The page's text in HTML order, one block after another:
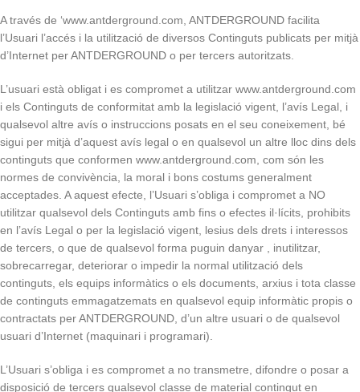
A través de ‘www.antderground.com, ANTDERGROUND facilita
l’Usuari l’accés i la utilització de diversos Continguts publicats per mitjà
d’Internet per ANTDERGROUND o per tercers autoritzats.
L’usuari està obligat i es compromet a utilitzar www.antderground.com
i els Continguts de conformitat amb la legislació vigent, l’avís Legal, i
qualsevol altre avís o instruccions posats en el seu coneixement, bé
sigui per mitjà d’aquest avís legal o en qualsevol un altre lloc dins dels
continguts que conformen www.antderground.com, com són les
normes de convivència, la moral i bons costums generalment
acceptades. A aquest efecte, l’Usuari s’obliga i compromet a NO
utilitzar qualsevol dels Continguts amb fins o efectes il·lícits, prohibits
en l’avís Legal o per la legislació vigent, lesius dels drets i interessos
de tercers, o que de qualsevol forma puguin danyar , inutilitzar,
sobrecarregar, deteriorar o impedir la normal utilització dels
continguts, els equips informàtics o els documents, arxius i tota classe
de continguts emmagatzemats en qualsevol equip informàtic propis o
contractats per ANTDERGROUND, d’un altre usuari o de qualsevol
usuari d’Internet (maquinari i programari).
L’Usuari s’obliga i es compromet a no transmetre, difondre o posar a
disposició de tercers qualsevol classe de material contingut en